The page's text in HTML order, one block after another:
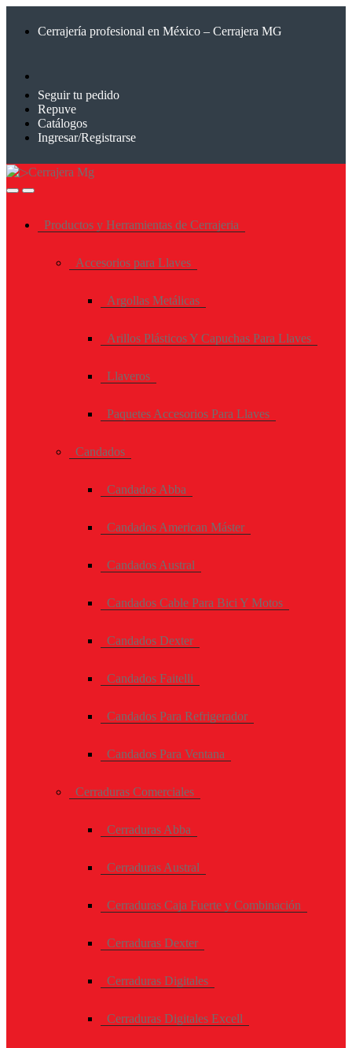
Cerrajería profesional en México – Cerrajera MG
Seguir tu pedido
Repuve
Catálogos
Ingresar/Registrarse
Productos y Herramientas de Cerrajeria
Accesorios para Llaves
Argollas Metálicas
Arillos Plásticos Y Capuchas Para Llaves
Llaveros
Paquetes Accesorios Para Llaves
Candados
Candados Abba
Candados American Máster
Candados Austral
Candados Cable Para Bici Y Motos
Candados Dexter
Candados Faitelli
Candados Para Refrigerador
Candados Para Ventana
Cerraduras Comerciales
Cerraduras Abba
Cerraduras Austral
Cerraduras Caja Fuerte y Combinación
Cerraduras Dexter
Cerraduras Digitales
Cerraduras Digitales Excell